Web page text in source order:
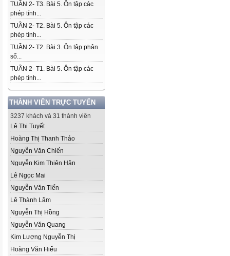
TUẦN 2- T3. Bài 5. Ôn tập các
phép tính...
TUẦN 2- T2. Bài 5. Ôn tập các
phép tính...
TUẦN 2- T2. Bài 3. Ôn tập phân
số...
TUẦN 2- T1. Bài 5. Ôn tập các
phép tính...
THÀNH VIÊN TRỰC TUYẾN
3237 khách và 31 thành viên
Lê Thị Tuyết
Hoàng Thị Thanh Thảo
Nguyễn Văn Chiến
Nguyễn Kim Thiên Hân
Lê Ngọc Mai
Nguyễn Văn Tiến
Lê Thành Lâm
Nguyễn Thị Hồng
Nguyễn Văn Quang
Kim Lượng Nguyễn Thị
Hoàng Văn Hiếu